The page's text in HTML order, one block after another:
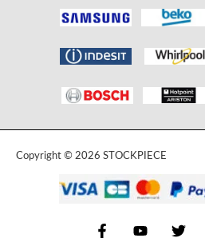
Copyright © 2026 STOCKPIECE